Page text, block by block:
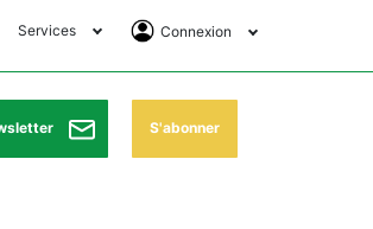
Services
prières
de garde
TV
Connexion
Se Connecter
AbonnementS'abonner